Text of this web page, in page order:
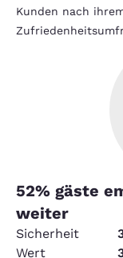
Kunden nach
52% gäste
weiter
Sicherheit
Wert